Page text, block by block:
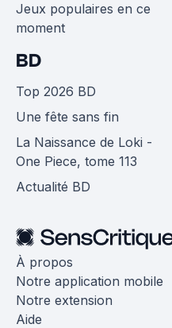
Jeux populaires en ce
moment
BD
Top 2026 BD
Une fête sans fin
La Naissance de Loki -
One Piece, tome 113
Actualité BD
À propos
Notre application mobile
Notre extension
Aide